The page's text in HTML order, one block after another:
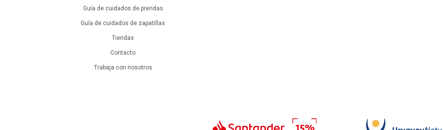
Guía de cuidados de prendas
Guía de cuidados de zapatillas
Tiendas
Contacto
Trabaja con nosotros